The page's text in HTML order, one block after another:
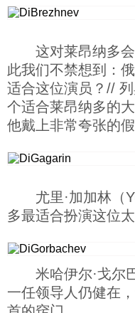
历史
体育
旅游
这对莱昂纳多
此我们不禁想到：
适合这位演员？//
个适合莱昂纳多的
他戴上非常夸张的假
尤里·加加林
多最适合扮演这位太
米哈伊尔·戈
一任领导人仍健在